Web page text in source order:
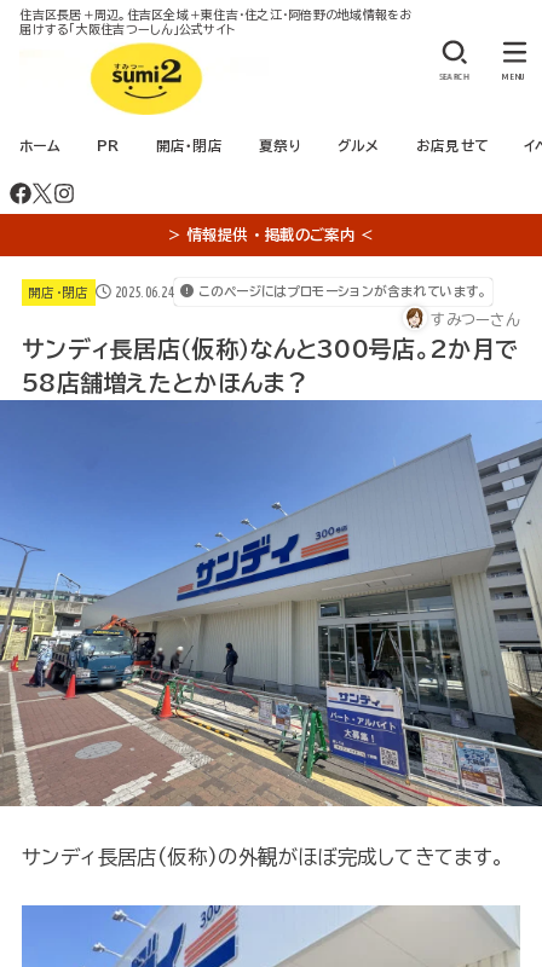
住吉区長居＋周辺。住吉区全域＋東住吉・住之江・阿倍野の地域情報をお
届けする「大阪住吉つーしん」公式サイト
ホーム PR 開店・閉店 夏祭り グルメ お店見せて イ
SEARCH MENU
＞ 情報提供 ・ 掲載のご案内 ＜
開店・閉店 2025.06.24 このページにはプロモーションが含まれています。
すみつーさん
サンディ長居店（仮称）なんと300号店。2か月で
58店舗増えたとかほんま？
サンディ長居店(仮称)の外観がほぼ完成してきてます。